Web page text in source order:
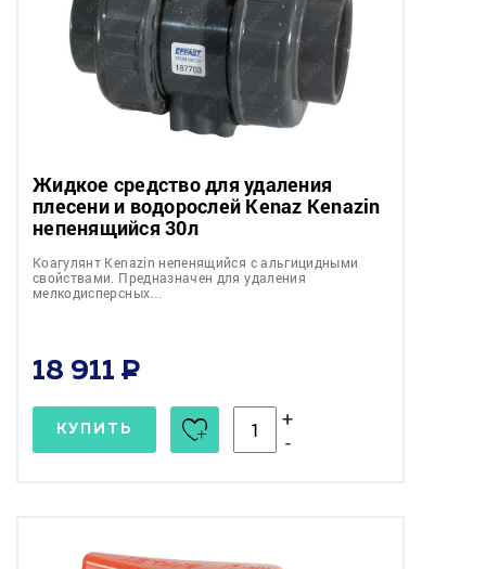
Жидкое средство для удаления
плесени и водорослей Kenaz Kenazin
непенящийся 30л
Коагулянт Kenazin непенящийся с альгицидными
свойствами. Предназначен для удаления
мелкодисперсных…
18 911
КУПИТЬ
+
-